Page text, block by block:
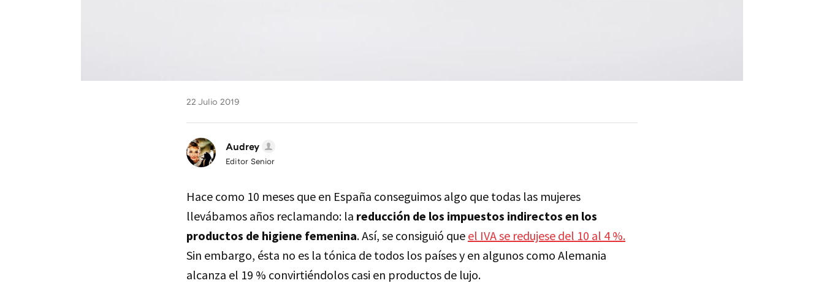
22 Julio 2019
Audrey
Editor Senior
Hace como 10 meses que en España conseguimos algo que todas las mujeres
llevábamos años reclamando: la reducción de los impuestos indirectos en los
productos de higiene femenina. Así, se consiguió que el IVA se redujese del 10 al 4 %.
Sin embargo, ésta no es la tónica de todos los países y en algunos como Alemania
alcanza el 19 % convirtiéndolos casi en productos de lujo.